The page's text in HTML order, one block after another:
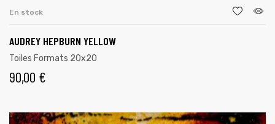
En stock
AUDREY HEPBURN YELLOW
Toiles Formats 20x20
90,00 €